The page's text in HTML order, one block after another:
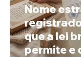
Nome
que a lei
permite e